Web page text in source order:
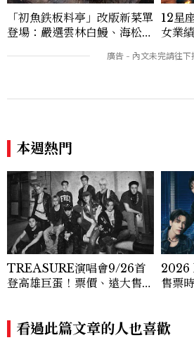
「初魚鉄板料亭」改版新菜單
登場：嚴選雲林白鰻、海松貝
12星
女業
本週熱門
TREASURE演唱會9/26首
登高雄巨蛋！票價、遠大售票
2026
售票
看過此篇文章的人也喜歡